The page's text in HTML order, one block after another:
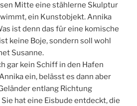
Mitte eine stählerne Skulptur
ein Kunstobjekt. Annika
ist denn das für eine komische
keine Boje, sondern soll wohl
Susanne.
gar kein Schiff in den Hafen
ein, belässt es dann aber
entlang Richtung
hat eine Eisbude entdeckt, die